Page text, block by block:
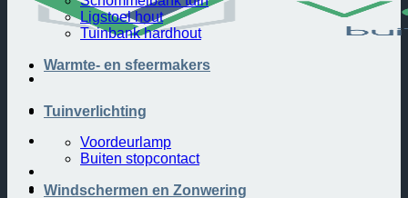
Ligstoel hout
Tuinbank hardhout
Warmte- en sfeermakers
Tuinverlichting
Voordeurlamp
Buiten stopcontact
Windschermen en Zonwering